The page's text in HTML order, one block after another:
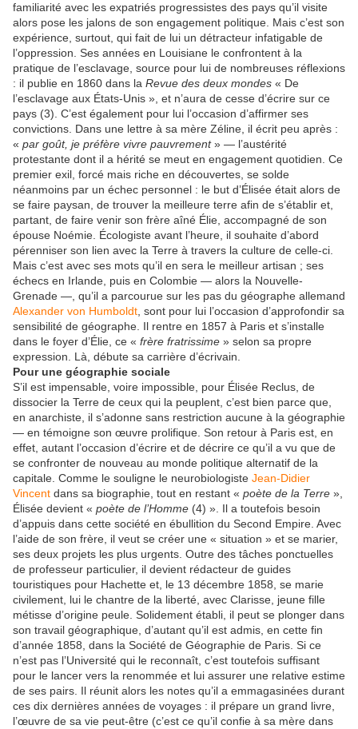
familiarité avec les expatriés progressistes des pays qu’il visite
alors pose les jalons de son engagement politique. Mais c’est son
expérience, surtout, qui fait de lui un détracteur infatigable de
l’oppression. Ses années en Louisiane le confrontent à la
pratique de l’esclavage, source pour lui de nombreuses réflexions
: il publie en 1860 dans la Revue des deux mondes « De
l’esclavage aux États-Unis », et n’aura de cesse d’écrire sur ce
pays (3). C’est également pour lui l’occasion d’affirmer ses
convictions. Dans une lettre à sa mère Zéline, il écrit peu après :
« par goût, je préfère vivre pauvrement» — l’austérité
protestante dont il a hérité se meut en engagement quotidien. Ce
premier exil, forcé mais riche en découvertes, se solde
néanmoins par un échec personnel : le but d’Élisée était alors de
se faire paysan, de trouver la meilleure terre afin de s’établir et,
partant, de faire venir son frère aîné Élie, accompagné de son
épouse Noémie. Écologiste avant l’heure, il souhaite d’abord
pérenniser son lien avec la Terre à travers la culture de celle-ci.
Mais c’est avec ses mots qu’il en sera le meilleur artisan ; ses
échecs en Irlande, puis en Colombie — alors la Nouvelle-
Grenade —, qu’il a parcourue sur les pas du géographe allemand
Alexander von Humboldt , sont pour lui l’occasion d’approfondir sa
sensibilité de géographe. Il rentre en 1857 à Paris et s’installe
dans le foyer d’Élie, ce « frère fratrissime » selon sa propre
expression. Là, débute sa carrière d’écrivain.
Pour une géographie sociale
S’il est impensable, voire impossible, pour Élisée Reclus, de
dissocier la Terre de ceux qui la peuplent, c’est bien parce que,
en anarchiste, il s’adonne sans restriction aucune à la géographie
— en témoigne son œuvre prolifique. Son retour à Paris est, en
effet, autant l’occasion d’écrire et de décrire ce qu’il a vu que de
se confronter de nouveau au monde politique alternatif de la
capitale. Comme le souligne le neurobiologiste Jean-Didier
Vincent dans sa biographie, tout en restant « poète de la Terre »,
Élisée devient « poète de l’Homme (4) ». Il a toutefois besoin
d’appuis dans cette société en ébullition du Second Empire. Avec
l’aide de son frère, il veut se créer une « situation » et se marier,
ses deux projets les plus urgents. Outre des tâches ponctuelles
de professeur particulier, il devient rédacteur de guides
touristiques pour Hachette et, le 13 décembre 1858, se marie
civilement, lui le chantre de la liberté, avec Clarisse, jeune fille
métisse d’origine peule. Solidement établi, il peut se plonger dans
son travail géographique, d’autant qu’il est admis, en cette fin
d’année 1858, dans la Société de Géographie de Paris. Si ce
n’est pas l’Université qui le reconnaît, c’est toutefois suffisant
pour le lancer vers la renommée et lui assurer une relative estime
de ses pairs. Il réunit alors les notes qu’il a emmagasinées durant
ces dix dernières années de voyages : il prépare un grand livre,
l’œuvre de sa vie peut-être (c’est ce qu’il confie à sa mère dans